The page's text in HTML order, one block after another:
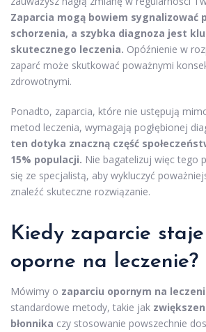
Zaparcia mogą bowiem sygnalizować
schorzenia, a szybka diagnoza jest
skutecznego leczenia. Opóźnienie w
zaparć może skutkować poważnymi
zdrowotnymi.
Ponadto, zaparcia, które nie ustępują
metod leczenia, wymagają pogłębionej
ten dotyka znaczną część
15% populacji. Nie bagatelizuj więc tego
się ze specjalistą, aby wykluczyć
znaleźć skuteczne rozwiązanie.
Kiedy zaparcie
oporne na leczenie?
Mówimy o zaparciu opornym na
standardowe metody, takie jak
błonnika czy stosowanie powszechnie